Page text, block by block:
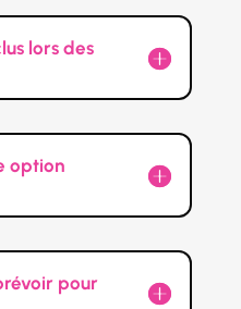
lors des
option
pour